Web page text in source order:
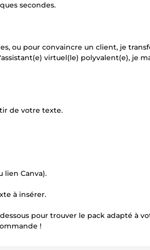
secondes.
ou pour convaincre un client, je
virtuel(le) polyvalent(e), je
de votre texte.
lien Canva).
à insérer.
pour trouver le pack adapté à
!